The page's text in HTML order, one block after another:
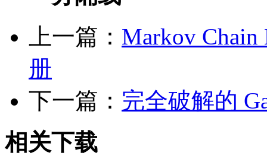
上一篇： Markov
册
下一篇： 完全破解的
相关下载